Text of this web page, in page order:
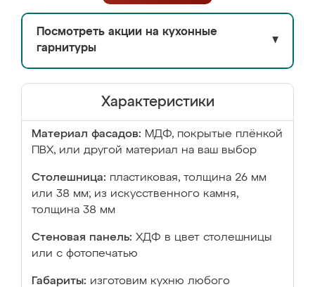
Посмотреть акции на кухонные
гарнитуры
▼
Характеристики
Материал фасадов: МДФ, покрытые плёнкой
ПВХ, или другой материал на ваш выбор
Столешница: пластиковая, толщина 26 мм
или 38 мм; из искусственного камня,
толщина 38 мм
Стеновая панель: ХДФ в цвет столешницы
или с фотопечатью
Габариты: изготовим кухню любого